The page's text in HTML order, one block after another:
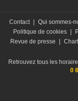
Contact Qui sommes-
Politique de cookies
Revue de presse
Retrouvez tous les
0